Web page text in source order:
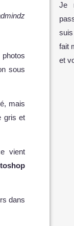
photos
sous
mais
gris et
vient
dans
Je
fait
et